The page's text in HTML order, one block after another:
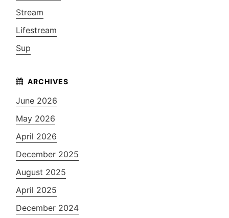
Stream
Lifestream
Sup
June 2026
May 2026
April 2026
December 2025
August 2025
April 2025
December 2024